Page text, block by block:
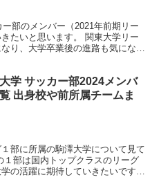
部のメンバー（2021年前期リー
たいと思います。 関東大学リー
り、大学卒業後の進路も気になる
学 サッカー部2024メンバ
出身校や前所属チームま
部に所属の駒澤大学について見て
部は国内トップクラスのリーグ
の活躍に期待していきたいです